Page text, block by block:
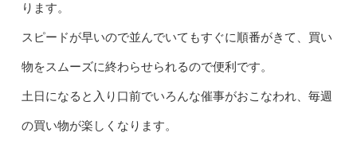
ります。
スピードが早いので並んでいてもすぐに順番がきて、買い
物をスムーズに終わらせられるので便利です。
土日になると入り口前でいろんな催事がおこなわれ、毎週
の買い物が楽しくなります。